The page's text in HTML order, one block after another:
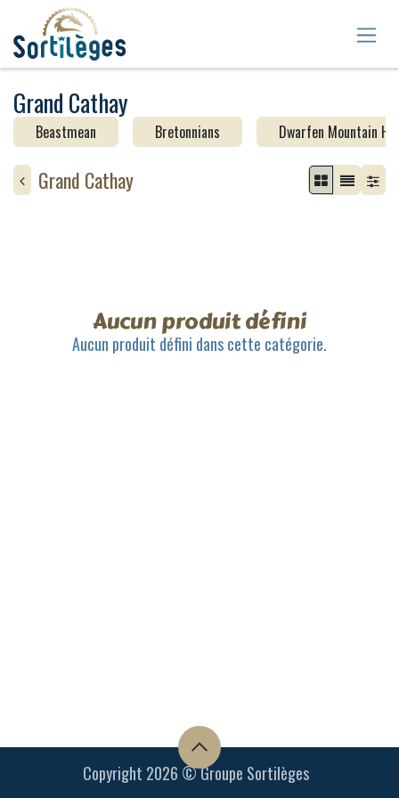
Se rendre au contenu
Grand Cathay
Beastmean Bretonnians Dwarfen Mountain
Grand Cathay
Aucun produit défini
Aucun produit défini dans cette catégorie.
Copyright 2026 © Groupe Sortilèges